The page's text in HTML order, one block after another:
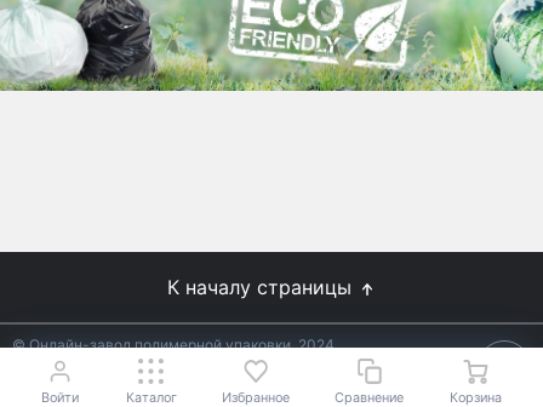
лидеров отрасли.
WhitePack
8 (495) 204-18-49
К началу страницы
© Онлайн-завод полимерной упаковки, 2024
Не является публичной офертой.Условия уточняйте у
менеджеров.
Войти Каталог Избранное Сравнение Корзина